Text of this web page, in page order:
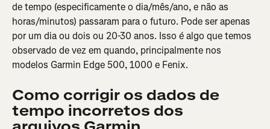
de tempo (especificamente o dia/mês/ano, e não as
horas/minutos) passaram para o futuro. Pode ser apenas
por um dia ou dois ou 20-30 anos. Isso é algo que temos
observado de vez em quando, principalmente nos
modelos Garmin Edge 500, 1000 e Fenix.
Como corrigir os dados de
tempo incorretos dos